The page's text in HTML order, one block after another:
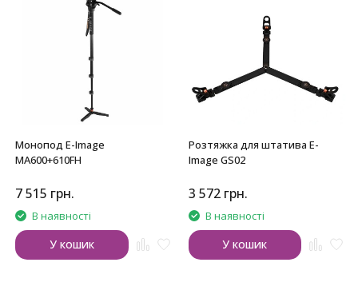
Монопод E-Image
MA600+610FH
7 515 грн.
В наявності
У кошик
Розтяжка для штатива E-
Image GS02
3 572 грн.
В наявності
У кошик